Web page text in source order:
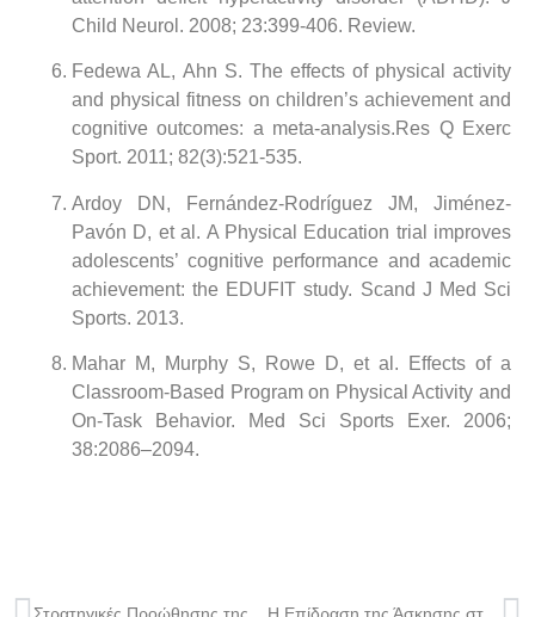
Child Neurol. 2008; 23:399-406. Review.
Fedewa AL, Ahn S. The effects of physical activity
and physical fitness on children’s achievement and
cognitive outcomes: a meta-analysis.Res Q Exerc
Sport. 2011; 82(3):521-535.
Ardoy DN , Fernández-Rodríguez JM, Jiménez-
Pavón D, et al. A Physical Education trial improves
adolescents’ cognitive performance and academic
achievement: the EDUFIT study. Scand J Med Sci
Sports. 2013.
Mahar M, Murphy S, Rowe D, et al. Effects of a
Classroom-Based Program on Physical Activity and
On-Task Behavior. Med Sci Sports Exer. 2006;
38:2086–2094.